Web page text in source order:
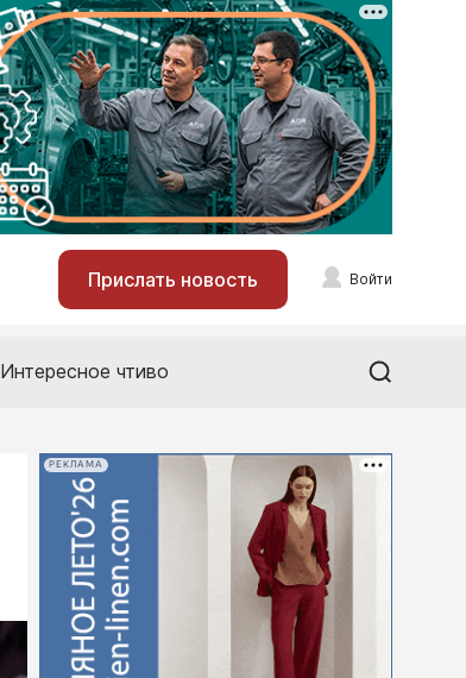
Прислать новость Войти
Интересное чтиво
РЕКЛАМА